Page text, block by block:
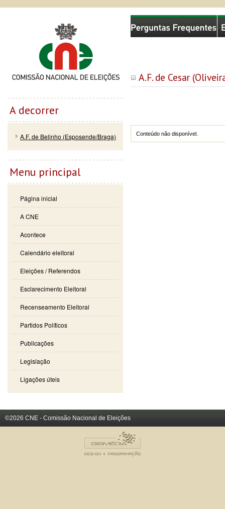
A.F. de Cesar
Conteúdo não disponível.
Comissão Nacional de Eleições
A decorrer
A.F. de Belinho (Esposende/Braga)
Menu principal
Página inicial
A CNE
Acontece
Calendário eleitoral
Eleições / Referendos
Esclarecimento Eleitoral
Recenseamento Eleitoral
Partidos Políticos
Publicações
Legislação
Ligações úteis
©2026 CNE - Comissão Nacional de Eleições